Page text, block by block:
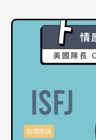
知識學說